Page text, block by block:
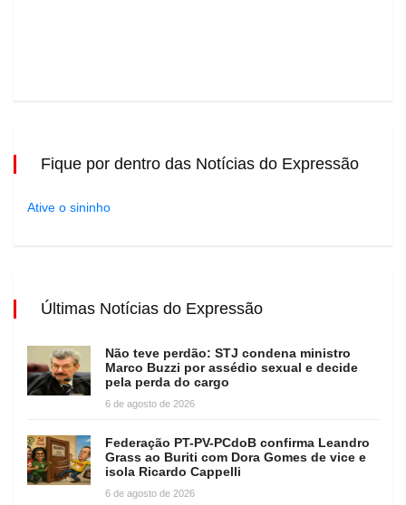
Fique por dentro das Notícias do Expressão
Ative o sininho
Últimas Notícias do Expressão
Não teve perdão: STJ condena ministro
Marco Buzzi por assédio sexual e decide
pela perda do cargo
6 de agosto de 2026
Federação PT-PV-PCdoB confirma Leandro
Grass ao Buriti com Dora Gomes de vice e
isola Ricardo Cappelli
6 de agosto de 2026